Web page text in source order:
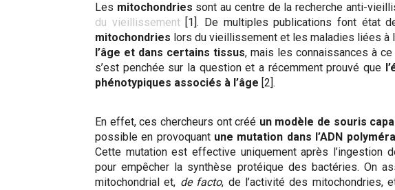
Les mitochondries sont au centre de la recherche anti-
du vieillissement[1]. De multiples publications font état
mitochondries lors du vieillissement et les maladies liées à
l’âge et dans certains tissus, mais les connaissances à ce
s’est penchée sur la question et a récemment prouvé que
phénotypiques associés à l’âge [2].
En effet, ces chercheurs ont créé un modèle de souris
possible en provoquantune mutation dans l’ADN
Cette mutation est effective uniquement après l’ingestion
pour empêcher la synthèse protéique des bactéries. On
mitochondrial et, de facto, de l’activité des mitochondries,